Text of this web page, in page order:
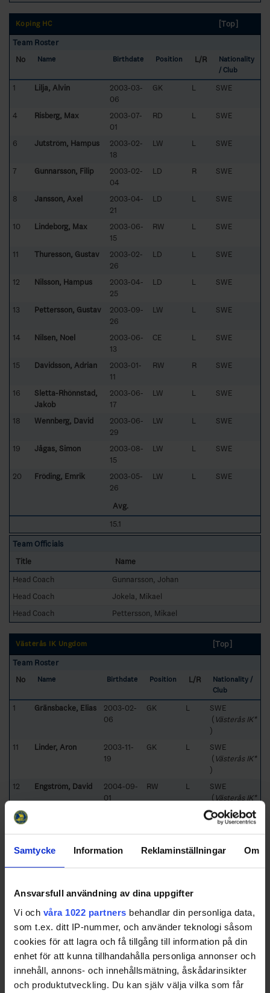
Samtycke Information Reklaminställningar Om
Ansvarsfull användning av dina uppgifter
Vi och våra 1022 partners behandlar din personliga data,
som t.ex. ditt IP-nummer, och använder teknologi såsom
cookies för att lagra och få tillgång till information på din
enhet för att kunna tillhandahålla personliga annonser och
innehåll, annons- och innehållsmätning, åskådarinsikter
och produktutveckling. Du kan själv välja vilka som får
Köping HC
[Top]
Team Roster
No
Name Birthdate Position L/R
Nationality
/ Club
1 Lilja, Alvin
2003-03-
06
GK L SWE
4 Risberg, Max
2003-07-
01
RD L SWE
6 Jutström, Hampus
2003-02-
18
LW L SWE
7 Gunnarsson, Filip
2003-02-
04
LD R SWE
8 Jansson, Axel
2003-04-
21
LD L SWE
10 Lindeborg, Max
2003-06-
15
RW L SWE
11 Thuresson, Gustav
2003-02-
26
LD L SWE
12 Nilsson, Hampus
2003-04-
25
LD L SWE
13 Pettersson, Gustav
2003-09-
26
LW L SWE
14 Nilsen, Noel
2003-06-
13
CE L SWE
15 Davidsson, Adrian
2003-01-
11
RW R SWE
16
Sletta-Rhönnstad,
Jakob
2003-06-
17
LW L SWE
18 Wennberg, David
2003-06-
29
LW L SWE
19 Jågas, Simon
2003-08-
15
LW L SWE
20 Fröding, Emrik
2003-05-
26
LW L SWE
Avg.
15.1
Team Officials
Title
Name
Head Coach
Gunnarsson, Johan
Head Coach
Jokela, Mikael
Head Coach
Pettersson, Mikael
Västerås IK Ungdom
[Top]
Team Roster
No
Name Birthdate Position L/R
Nationality /
Club
1 Gränsbacke, Elias
2003-02-
06
GK L
SWE
( Västerås IK*
)
11
Linder, Aron
2003-11-
19
GK L
SWE
( Västerås IK*
)
12
Engström, David
2004-09-
01
RW L
SWE
( Västerås IK*
)
12
Benjamin
11
SWE
(Västerås IK*
)
06
(Västerås IK*
)
15
Ramberg, Felix
2004-09-
27
CE L
SWE
(Västerås IK*
16
Ljungberg, Filip
2003-09-
LD L
SWE